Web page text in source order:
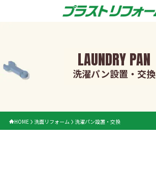
LAUNDRY PAN
洗濯パン設置・交換
HOME 洗面リフォーム 洗濯パン設置・交換